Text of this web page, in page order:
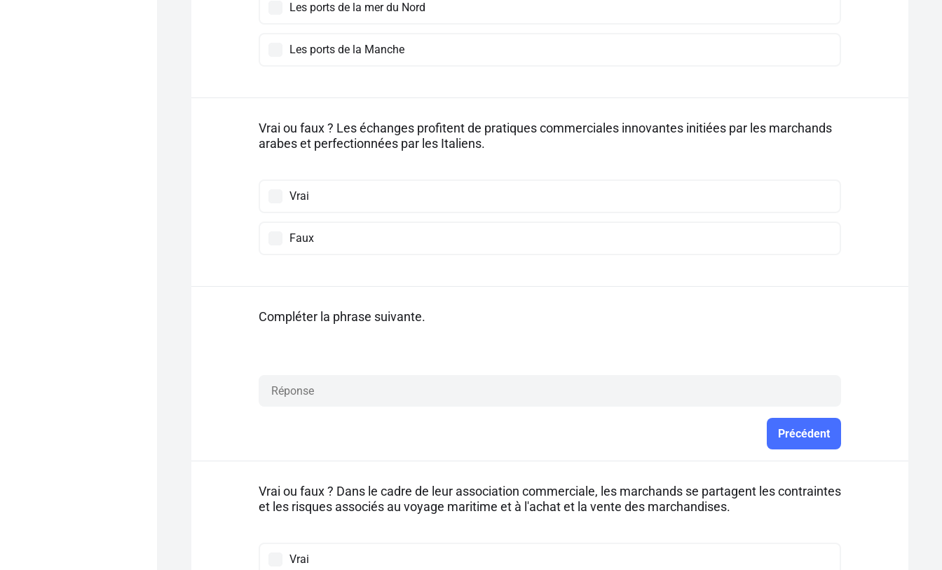
Les ports de la mer du Nord
Les ports de la Manche
Vrai ou faux ? Les échanges profitent de pratiques commerciales innovantes initiées par les marchands
arabes et perfectionnées par les Italiens.
Vrai
Faux
Compléter la phrase suivante.
Précédent
Vrai ou faux ? Dans le cadre de leur association commerciale, les marchands se partagent les contraintes
et les risques associés au voyage maritime et à l'achat et la vente des marchandises.
Vrai